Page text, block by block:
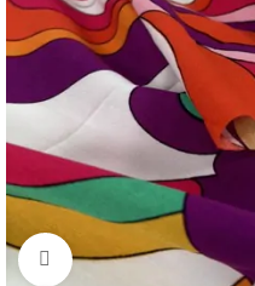
Смотреть видео